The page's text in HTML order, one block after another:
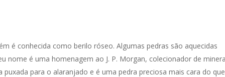
é conhecida como berilo róseo. Algumas pedras são aquecidas
nome é uma homenagem ao J. P. Morgan, colecionador de
para o alaranjado e é uma pedra preciosa mais cara do